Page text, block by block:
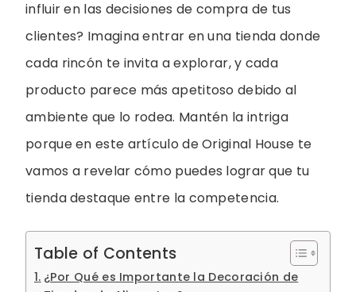
influir en las decisiones de compra de tus
clientes? Imagina entrar en una tienda donde
cada rincón te invita a explorar, y cada
producto parece más apetitoso debido al
ambiente que lo rodea. Mantén la intriga
porque en este artículo de Original House te
vamos a revelar cómo puedes lograr que tu
tienda destaque entre la competencia.
Table of Contents
¿Por Qué es Importante la Decoración de